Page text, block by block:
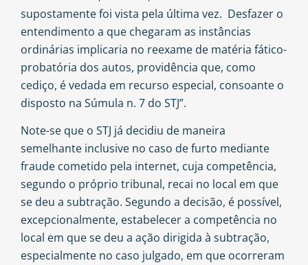
supostamente foi vista pela última vez. Desfazer o
entendimento a que chegaram as instâncias
ordinárias implicaria no reexame de matéria fático-
probatória dos autos, providência que, como
cediço, é vedada em recurso especial, consoante o
disposto na Súmula n. 7 do STJ”.
Note-se que o STJ já decidiu de maneira
semelhante inclusive no caso de furto mediante
fraude cometido pela internet, cuja competência,
segundo o próprio tribunal, recai no local em que
se deu a subtração. Segundo a decisão, é possível,
excepcionalmente, estabelecer a competência no
local em que se deu a ação dirigida à subtração,
especialmente no caso julgado, em que ocorreram